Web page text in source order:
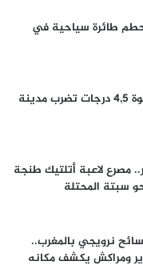
تحطم طائرة سياحية في
فنزويلا.. هزة أرضية بقوة 4,5 درجات تضرب مدينة
مصرع لاعبة أتلتيك طنجة
سبتة المحتلة
نرويجي بالمغرب..
ومراكش يكشف مكانه